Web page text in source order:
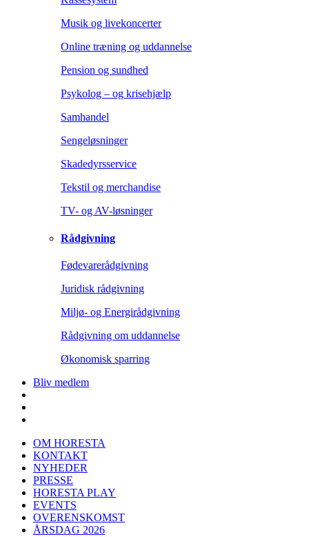
Musik og livekoncerter
Online træning og uddannelse
Pension og sundhed
Psykolog – og krisehjælp
Samhandel
Sengeløsninger
Skadedyrsservice
Tekstil og merchandise
TV- og AV-løsninger
Rådgivning
Fødevarerådgivning
Juridisk rådgivning
Miljø- og Energirådgivning
Rådgivning om uddannelse
Økonomisk sparring
Bliv medlem
OM HORESTA
KONTAKT
NYHEDER
PRESSE
HORESTA PLAY
EVENTS
OVERENSKOMST
ÅRSDAG 2026